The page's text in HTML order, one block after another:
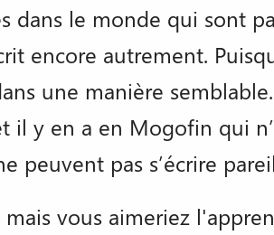
dans le monde qui sont
encore autrement.
une manière
il y en a en Mogofin qui
peuvent pas s’écrire
vous aimeriez